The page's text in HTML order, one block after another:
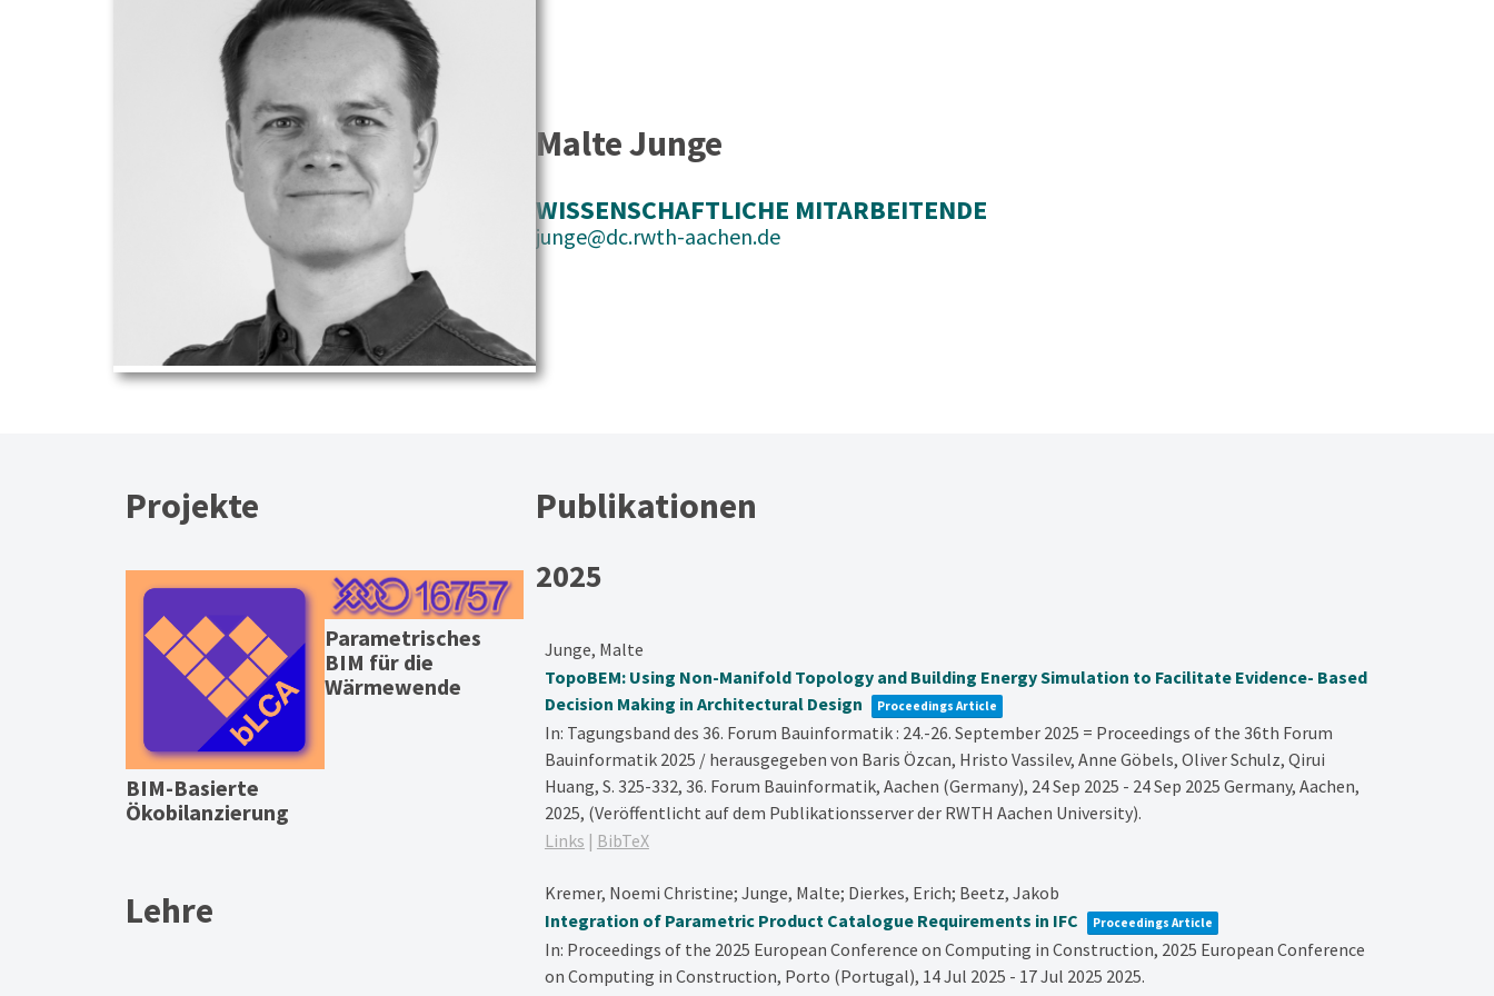
Malte Junge
WISSENSCHAFTLICHE MITARBEITENDE
junge@dc.rwth-aachen.de
Projekte
BIM-Basierte
Ökobilanzierung
Parametrisches
BIM für die
Wärmewende
Lehre
Publikationen
2025
Junge, Malte
TopoBEM: Using Non-Manifold Topology and Building Energy Simulation to Facilitate Evidence- Based
Decision Making in Architectural Design
Proceedings Article
In: Tagungsband des 36. Forum Bauinformatik : 24.-26. September 2025 = Proceedings of the 36th Forum
Bauinformatik 2025 / herausgegeben von Baris Özcan, Hristo Vassilev, Anne Göbels, Oliver Schulz, Qirui
Huang, S. 325-332, 36. Forum Bauinformatik, Aachen (Germany), 24 Sep 2025 - 24 Sep 2025 Germany, Aachen,
2025, (Veröffentlicht auf dem Publikationsserver der RWTH Aachen University).
Links | BibTeX
Kremer, Noemi Christine; Junge, Malte; Dierkes, Erich; Beetz, Jakob
Integration of Parametric Product Catalogue Requirements in IFC
Proceedings Article
In: Proceedings of the 2025 European Conference on Computing in Construction, 2025 European Conference
on Computing in Construction, Porto (Portugal), 14 Jul 2025 - 17 Jul 2025 2025.